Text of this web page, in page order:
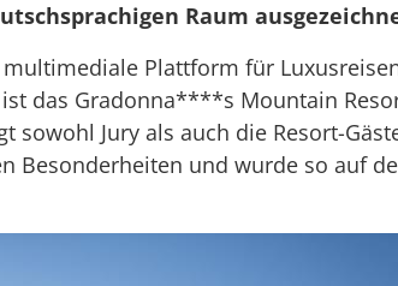
Raum
Plattform für
das Gradonna****s Mountain
sowohl Jury als auch die Resort-
Besonderheiten und wurde so auf